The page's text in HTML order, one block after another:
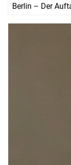
Berlin – Der